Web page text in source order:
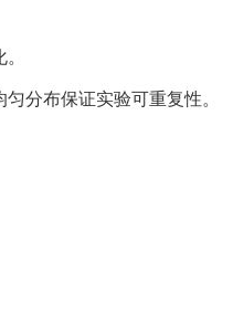
分布保证实验可重复性。